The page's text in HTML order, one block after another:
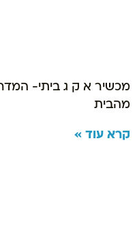
מכשיר א ק ג ביתי-
מהבית
קרא עוד »